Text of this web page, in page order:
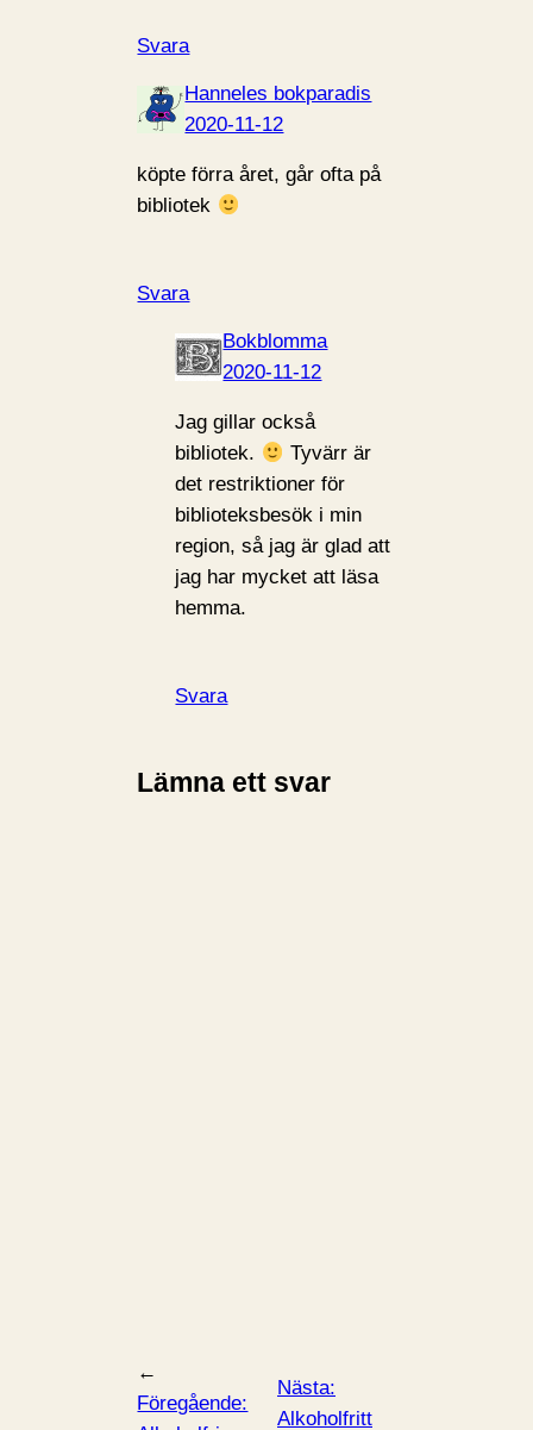
Svara
Hanneles bokparadis
2020-11-12
köpte förra året, går ofta på
bibliotek
Svara
Bokblomma
2020-11-12
Jag gillar också
bibliotek.
Tyvärr är
det restriktioner för
biblioteksbesök i min
region, så jag är glad att
jag har mycket att läsa
hemma.
Svara
Lämna ett svar
←
Föregående:
Nästa:
Alkoholfritt